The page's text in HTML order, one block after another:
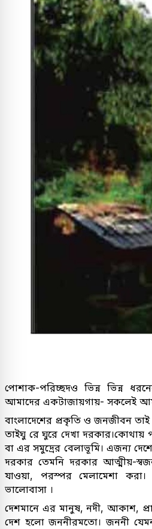
পোশাক-পরিচ্ছদও ভিন্ন ভিন্ন
আমাদের একটাজায়গায়- সকলেই
বাংলাদেশের প্রকৃতি ও জনজীবন তাই
তাইঘু রে ঘুরে দেখা
বা এর সমুদ্রের বেলাভূমি। এজন্য
দরকার তেমনি দরকার আত্মীয়-
যাওয়া, পরস্পর মেলামেশা
ভালোবাসা ।
দেশমানে এর মানুষ, নদী, আকাশ,
দেশ হলো জননীরমতো। জননী